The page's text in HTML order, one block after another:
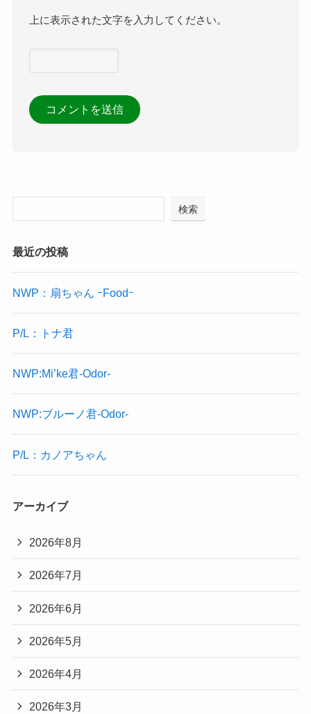
上に表示された文字を入力してください。
検索
最近の投稿
NWP：扇ちゃん ｰFoodｰ
P/L：トナ君
NWP:Mi’ke君-Odor-
NWP:ブルーノ君-Odor-
P/L：カノアちゃん
アーカイブ
2026年8月
2026年7月
2026年6月
2026年5月
2026年4月
2026年3月